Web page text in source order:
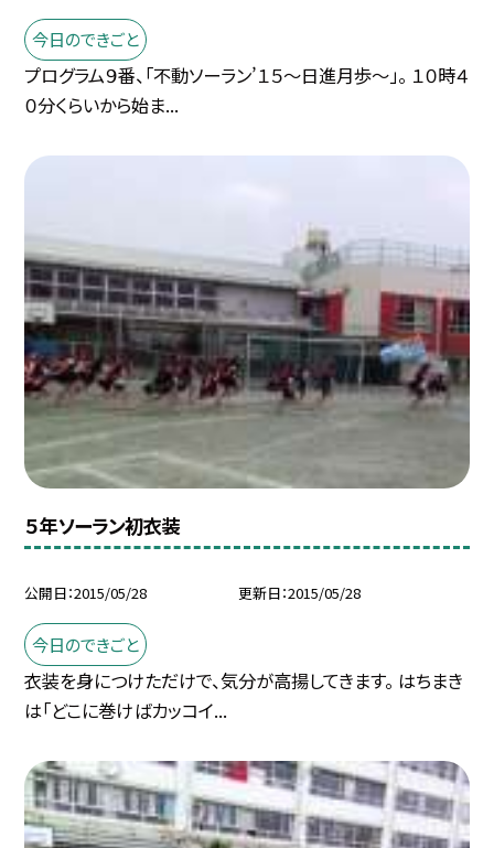
今日のできごと
プログラム９番、「不動ソーラン’１５〜日進月歩〜」。 １０時４
０分くらいから始ま...
５年ソーラン初衣装
公開日 2015/05/28 更新日 2015/05/28
今日のできごと
衣装を身につけただけで、気分が高揚してきます。 はちまき
は「どこに巻けばカッコイ...